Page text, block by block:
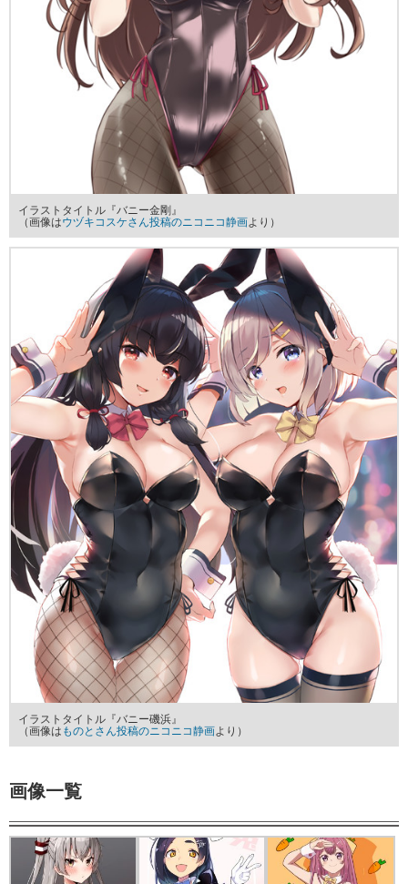
イラストタイトル『バニー金剛』
（画像はウヅキコスケさん投稿のニコニコ静画より）
イラストタイトル『バニー磯浜』
（画像は ものとさん投稿のニコニコ静画より）
画像一覧